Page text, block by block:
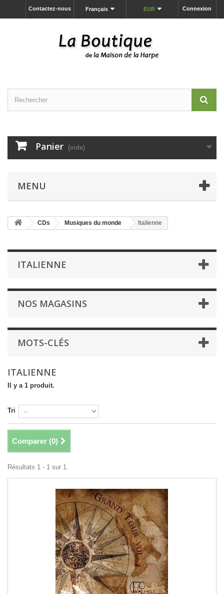
Connexion
EUR
Français
Contactez-nous
Panier (vide)
MENU
CDs Musiques du monde Italienne
ITALIENNE
NOS MAGASINS
MOTS-CLÉS
ITALIENNE
Il y a 1 produit.
Tri
Comparer (0)
Résultats 1 - 1 sur 1.